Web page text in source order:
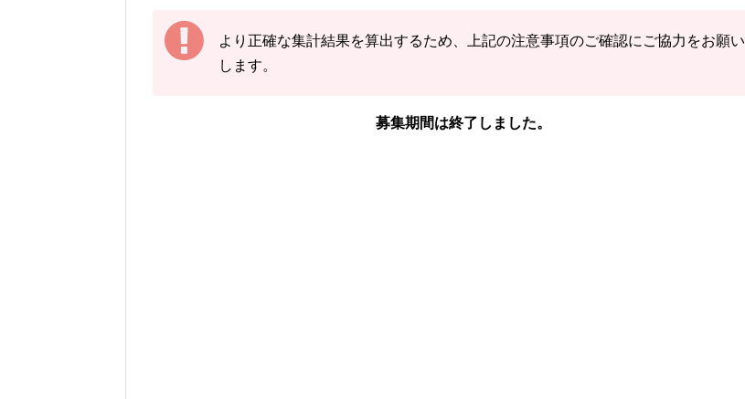
その後の結果が2匹→前回入力した「3」に「+2」して「5」で送信
下記の情報を入力し、
「イベント開始前のパルキアを見つけた数」
より正確な集計結果を算出するため、上記の注意事項のご確認にご協力をお願い
します。
募集期間は終了しました。